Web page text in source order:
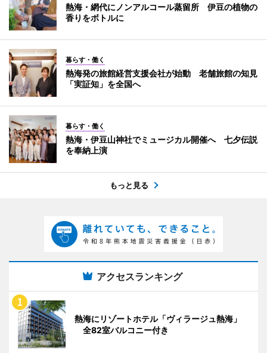
熱海・網代にノンアルコール蒸留所 伊豆の植物の
香りをボトルに
暮らす・働く
熱海発の旅館経営支援会社が始動 老舗旅館の知見
「実証知」を全国へ
暮らす・働く
熱海・伊豆山神社でミュージカル開催へ 七夕伝説
を奉納上演
もっと見る
アクセスランキング
熱海にリゾートホテル「ヴィラージュ熱海」
全82室バルコニー付き